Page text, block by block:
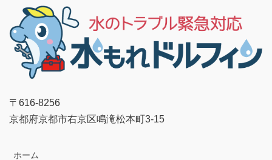
〒616-8256
京都府京都市右京区鳴滝松本町3-15
ホーム